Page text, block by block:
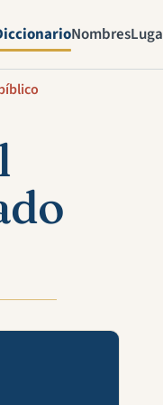
Nombres
en